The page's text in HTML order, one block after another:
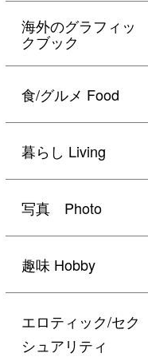
海外のグラフィッ
クブック
食/グルメ Food
暮らし Living
写真 Photo
趣味 Hobby
エロティック/セク
シュアリティ